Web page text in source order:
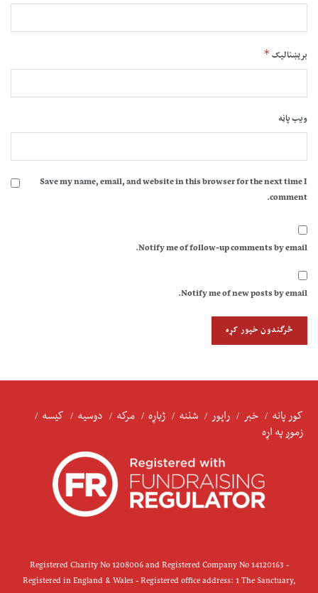
بریښنالیک*
ویب پاڼه
Save my name, email, and website in this browser for the next time I
comment.
Notify me of follow-up comments by email.
Notify me of new posts by email.
کور پانه خبر راپور شننه ژباړه مرکه دوسیه
کیسه
زموږ په اړه
Registered Charity No 1208006 and Registered Company No 14120163 -
Registered in England & Wales - Registered office address: 1 The Sanctuary,